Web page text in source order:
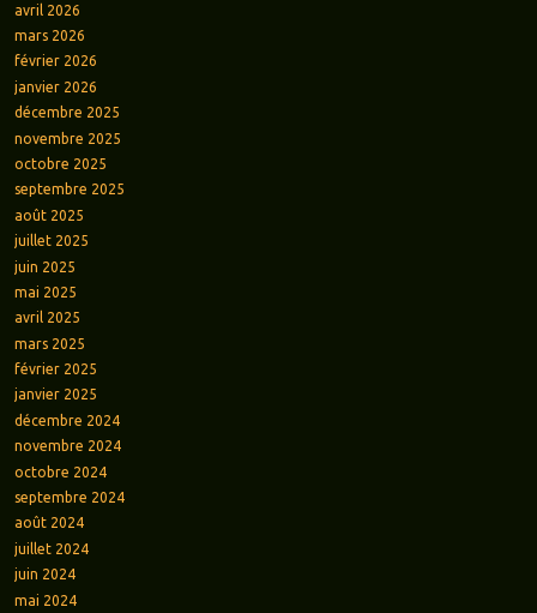
avril 2026
mars 2026
février 2026
janvier 2026
décembre 2025
novembre 2025
octobre 2025
septembre 2025
août 2025
juillet 2025
juin 2025
mai 2025
avril 2025
mars 2025
février 2025
janvier 2025
décembre 2024
novembre 2024
octobre 2024
septembre 2024
août 2024
juillet 2024
juin 2024
mai 2024